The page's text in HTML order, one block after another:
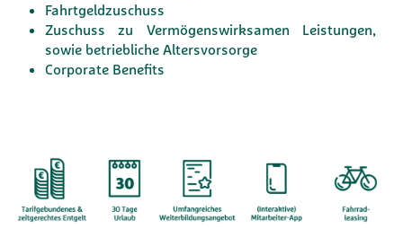
Fahrtgeldzuschuss
Zuschuss zu Vermögenswirksamen Leistungen,
sowie betriebliche Altersvorsorge
Corporate Benefits